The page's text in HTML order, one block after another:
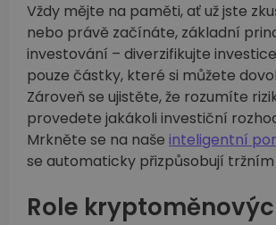
Vždy mějte na paměti, ať už jste
nebo právě začínáte, základní
investování –⁠ diverzifikujte
pouze částky, které si můžete
Zároveň se ujistěte, že rozumíte
provedete jakákoli investiční
Mrkněte se na naše inteligentní
se automaticky přizpůsobují
Role